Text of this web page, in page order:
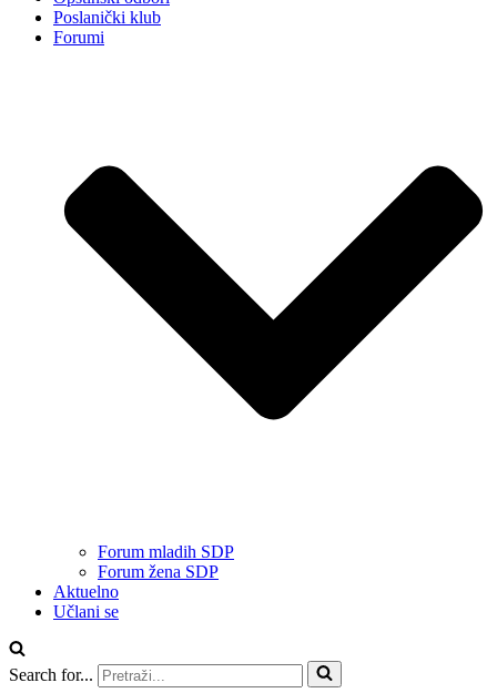
Poslanički klub
Forumi
Forum mladih SDP
Forum žena SDP
Aktuelno
Učlani se
Search for...